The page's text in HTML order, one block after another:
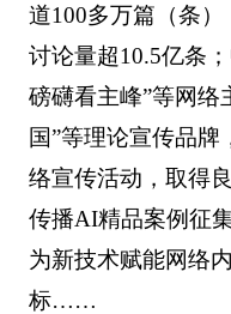
道100多万篇（条）
讨论量超10.5亿条
磅礴看主峰”等网络
国”等理论宣传品牌
络宣传活动，取得
传播AI精品案例征
为新技术赋能网络
标……